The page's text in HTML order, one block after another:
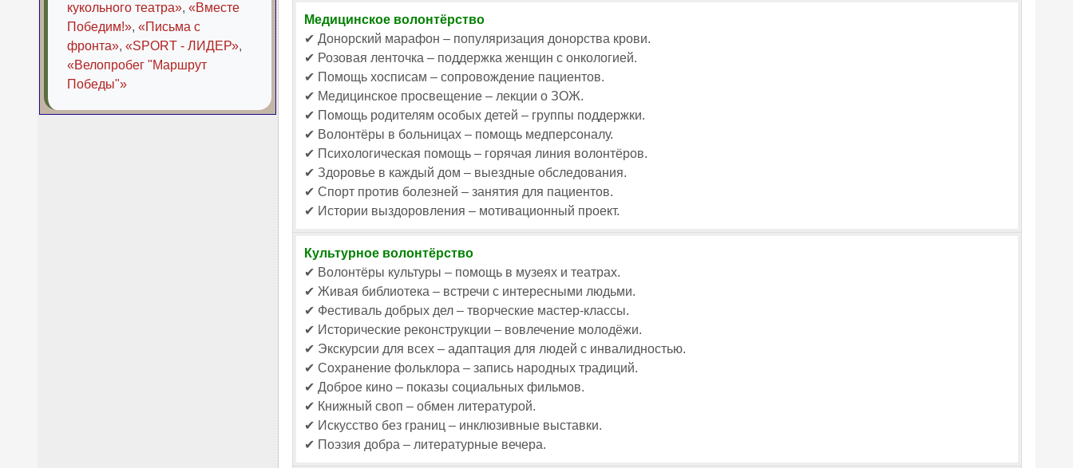
кукольного театра», «Вместе
Победим!», «Письма с
фронта», «SPORT - ЛИДЕР»,
«Велопробег "Маршрут
Победы"»
Медицинское волонтёрство
✔ Донорский марафон – популяризация донорства крови.
✔ Розовая ленточка – поддержка женщин с онкологией.
✔ Помощь хосписам – сопровождение пациентов.
✔ Медицинское просвещение – лекции о ЗОЖ.
✔ Помощь родителям особых детей – группы поддержки.
✔ Волонтёры в больницах – помощь медперсоналу.
✔ Психологическая помощь – горячая линия волонтёров.
✔ Здоровье в каждый дом – выездные обследования.
✔ Спорт против болезней – занятия для пациентов.
✔ Истории выздоровления – мотивационный проект.
Культурное волонтёрство
✔ Волонтёры культуры – помощь в музеях и театрах.
✔ Живая библиотека – встречи с интересными людьми.
✔ Фестиваль добрых дел – творческие мастер-классы.
✔ Исторические реконструкции – вовлечение молодёжи.
✔ Экскурсии для всех – адаптация для людей с инвалидностью.
✔ Сохранение фольклора – запись народных традиций.
✔ Доброе кино – показы социальных фильмов.
✔ Книжный своп – обмен литературой.
✔ Искусство без границ – инклюзивные выставки.
✔ Поэзия добра – литературные вечера.